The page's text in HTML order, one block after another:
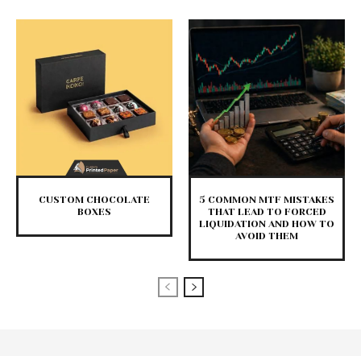
CUSTOM CHOCOLATE
BOXES
5 COMMON MTF MISTAKES
THAT LEAD TO FORCED
LIQUIDATION AND HOW TO
AVOID THEM